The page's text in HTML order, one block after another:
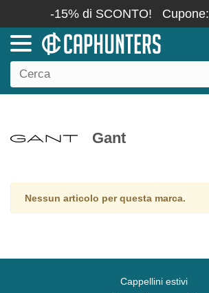
-15% di SCONTO! Cupone:
Gant
Nessun articolo per questa marca.
Cappellini estivi